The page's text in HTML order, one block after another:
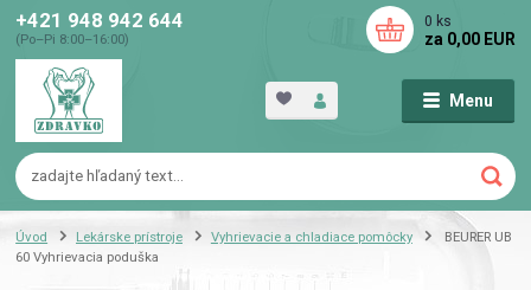
Menu
+421 948 942 644
(Po–Pi 8:00–16:00)
0 ks
za 0,00 EUR
Úvod Lekárske prístroje Vyhrievacie a chladiace pomôcky
BEURER UB
60 Vyhrievacia poduška